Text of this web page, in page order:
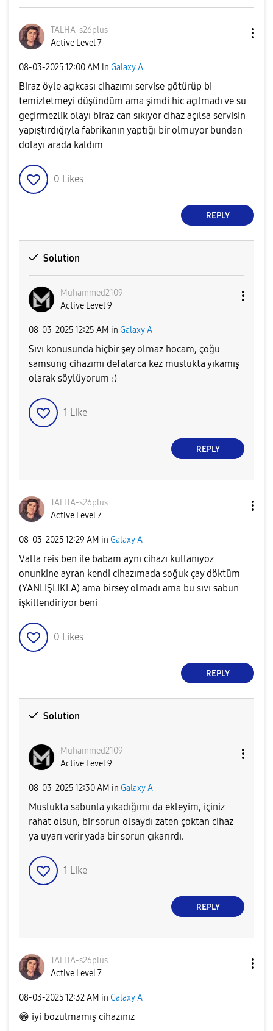
TALHA-s26plus
Active Level 7
‎08-03-202512:00 AM in Galaxy A
Biraz öyle açıkcası cihazımı servise götürüp bi
temizletmeyi düşündüm ama şimdi hic açılmadı ve su
geçirmezlik olayı biraz can sıkıyor cihaz açılsa servisin
yapıştırdığıyla fabrikanın yaptığı bir olmuyor bundan
dolayı arada kaldım
0 Likes
REPLY
Solution
Muhammed2109
Active Level 9
‎08-03-202512:25 AM in Galaxy A
Sıvı konusunda hiçbir şey olmaz hocam, çoğu
samsung cihazımı defalarca kez muslukta yıkamış
olarak söylüyorum :)
1 Like
REPLY
TALHA-s26plus
Active Level 7
‎08-03-202512:29 AM in Galaxy A
Valla reis ben ile babam aynı cihazı kullanıyoz
onunkine ayran kendi cihazımada soğuk çay döktüm
(YANLIŞLIKLA) ama birsey olmadı ama bu sıvı sabun
işkillendiriyor beni
0 Likes
REPLY
Solution
Muhammed2109
Active Level 9
‎08-03-202512:30 AM in Galaxy A
Muslukta sabunla yıkadığımı da ekleyim, içiniz
rahat olsun, bir sorun olsaydı zaten çoktan cihaz
ya uyarı verir yada bir sorun çıkarırdı.
1 Like
REPLY
TALHA-s26plus
Active Level 7
‎08-03-202512:32 AM in Galaxy A
😁 iyi bozulmamış cihazınız